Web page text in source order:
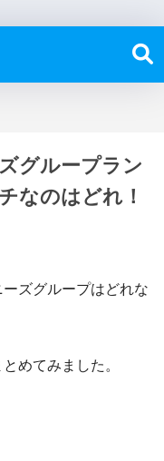
グループラン
なのはどれ！
ズグループはどれな
めてみました。